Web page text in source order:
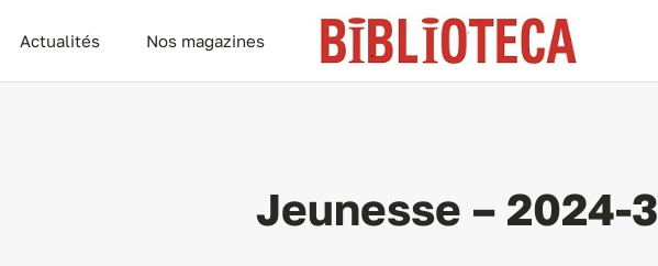
Actualités Nos magazines
Jeunesse – 2024-3